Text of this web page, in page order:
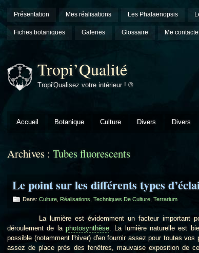
Présentation Mes réalisations Les Phalaenopsis
Fiches botaniques Galeries Glossaire Me
Tropi’Qualité
Tropi'Qualisez votre intérieur ! ®
Accueil Botanique Culture Divers Divers
Archives : Tubes fluorescents
Le point sur les différents types
Dans: Culture Réalisations Techniques De Culture Terrarium
La lumière est évidemment un facteur important
déroulement de la photosynthèse. La lumière naturelle est
possible (notamment l'hiver) d'en fournir assez pour toutes
assez de place près des fenêtres, mauvaise exposition de